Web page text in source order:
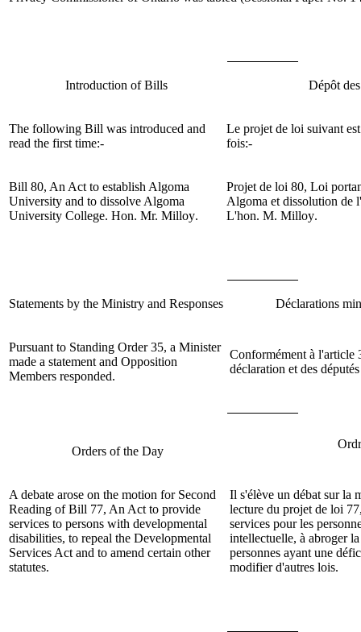
Introduction of Bills Dépôt
The following Bill was introduced and
read the first time:-
Le projet de loi suivant
fois:-
Bill 80, An Act to establish Algoma
University and to dissolve Algoma
University College. Hon. Mr. Milloy.
Projet de loi 80, Loi
Algoma et dissolution de
L'hon. M. Milloy.
Statements by the Ministry and Responses Déclarations
Pursuant to Standing Order 35, a Minister
made a statement and Opposition
Members responded.
Conformément à l'article
déclaration et des
Orders of the Day
A debate arose on the motion for Second
Reading ofBill 77, An Act to provide
services to persons with developmental
disabilities, to repeal the Developmental
Services Act and to amend certain other
statutes.
Il s'élève un débat sur la
lecture du projet de loi
services pour les
intellectuelle, à abroger
personnes ayant une
modifier d'autres lois.